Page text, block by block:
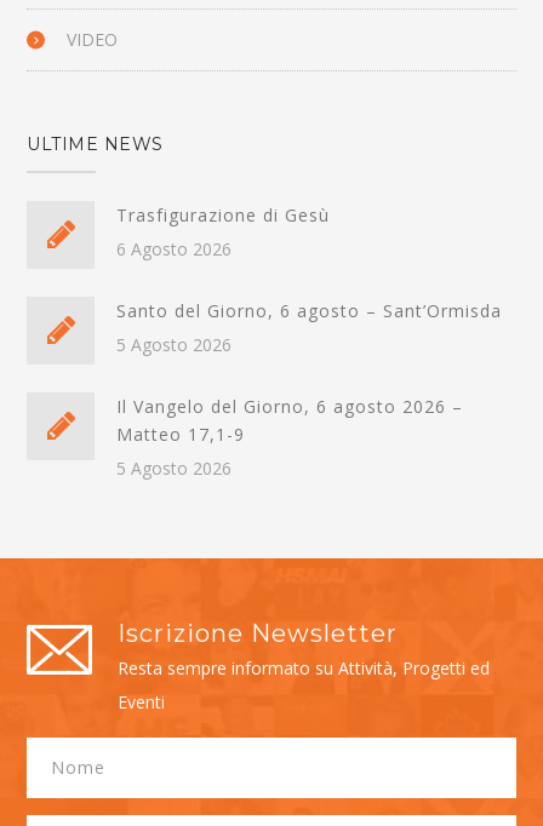
VIDEO
ULTIME NEWS
Trasfigurazione di Gesù
6 Agosto 2026
Santo del Giorno, 6 agosto – Sant’Ormisda
5 Agosto 2026
Il Vangelo del Giorno, 6 agosto 2026 –
Matteo 17,1-9
5 Agosto 2026
Iscrizione Newsletter
Resta sempre informato su Attività, Progetti ed
Eventi